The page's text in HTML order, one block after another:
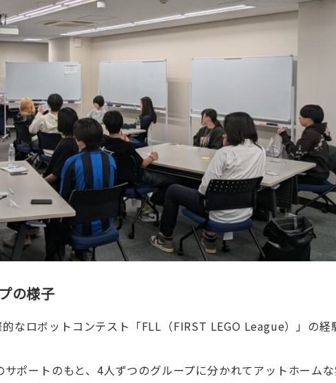
の様子
なロボットコンテスト「FLL（FIRST LEGO League）」の経
ポートのもと、4人ずつのグループに分かれてアットホーム